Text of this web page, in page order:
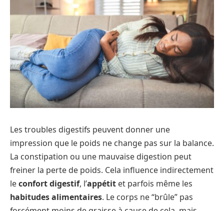
Les troubles digestifs peuvent donner une
impression que le poids ne change pas sur la balance.
La constipation ou une mauvaise digestion peut
freiner la perte de poids. Cela influence indirectement
leconfort digestif, l’appétit et parfois même les
habitudes alimentaires. Le corps ne “brûle” pas